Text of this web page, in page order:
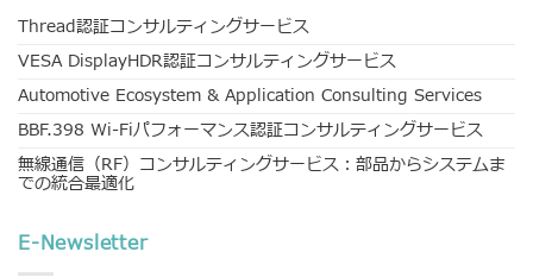
Thread認証コンサルティングサービス
VESA DisplayHDR認証コンサルティングサービス
Automotive Ecosystem & Application Consulting Services
BBF.398 Wi-Fiパフォーマンス認証コンサルティングサービス
無線通信（RF）コンサルティングサービス：部品からシステムま
での統合最適化
E-Newsletter